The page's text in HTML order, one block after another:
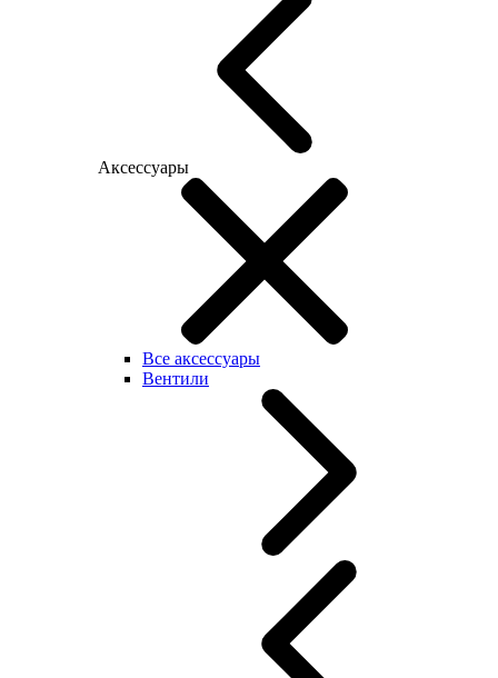
Аксессуары
Все аксессуары
Вентили